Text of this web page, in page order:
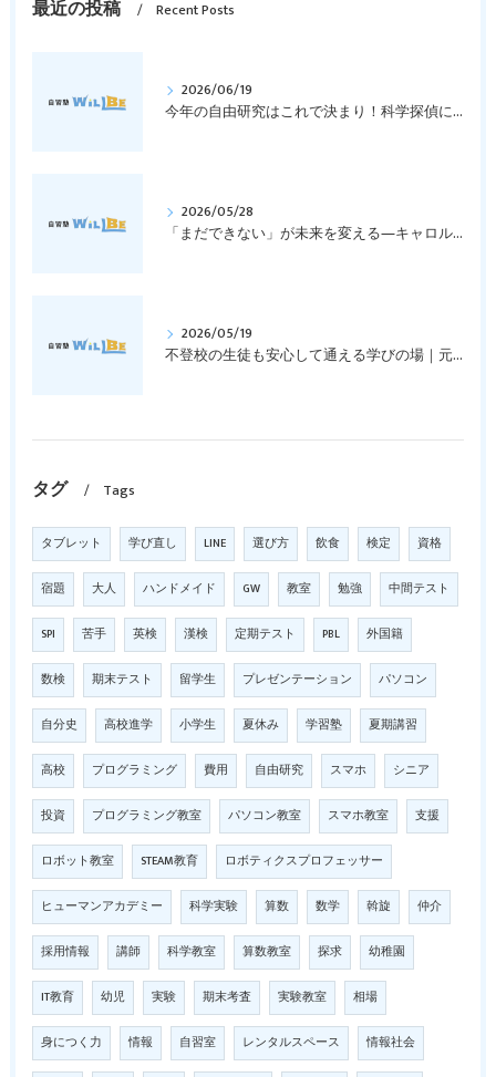
最近の投稿 Recent Posts
2026/06/19
今年の自由研究はこれで決まり！科学探偵になって指紋の謎を解き明かそう！｜元中学高校教員で私立学校の放課後校内塾を経営する西宮・今津の習いごと教室＆自習塾WillBe
2026/05/28
「まだできない」が未来を変える―キャロル・ドゥエックの成長マインドセットとは？｜元中学高校教員で私立学校の放課後校内塾を経営する西宮・今津の習いごと教室＆自習塾WillBe
2026/05/19
不登校の生徒も安心して通える学びの場｜元中学高校教員で私立学校の放課後校内塾を経営する西宮・今津の習いごと教室＆自習塾WillBe
タグ Tags
タブレット 学び直し LINE 選び方 飲食 検定 資格
宿題 大人 ハンドメイド GW 教室 勉強 中間テスト
SPI 苦手 英検 漢検 定期テスト PBL 外国籍
数検 期末テスト 留学生 プレゼンテーション パソコン
自分史 高校進学 小学生 夏休み 学習塾 夏期講習
高校 プログラミング 費用 自由研究 スマホ シニア
投資 プログラミング教室 パソコン教室 スマホ教室 支援
ロボット教室 STEAM教育 ロボティクスプロフェッサー
ヒューマンアカデミー 科学実験 算数 数学 斡旋 仲介
採用情報 講師 科学教室 算数教室 探求 幼稚園
IT教育 幼児 実験 期末考査 実験教室 相場
身につく力 情報 自習室 レンタルスペース 情報社会